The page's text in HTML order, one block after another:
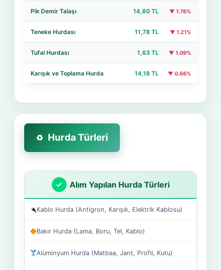
Pik Demir Talaşı 14,80 TL ▼ 1.76%
Teneke Hurdası 11,78 TL ▼ 1.21%
Tufal Hurdası 1,63 TL ▼ 1.09%
Karışık ve Toplama Hurda 14,18 TL ▼ 0.66%
Hurda Türleri
Alım Yapılan Hurda Türleri
Kablo Hurda (Antigron, Karışık, Elektrik Kablosu)
Bakır Hurda (Lama, Boru, Tel, Kablo)
Alüminyum Hurda (Matbaa, Jant, Profil, Kutu)